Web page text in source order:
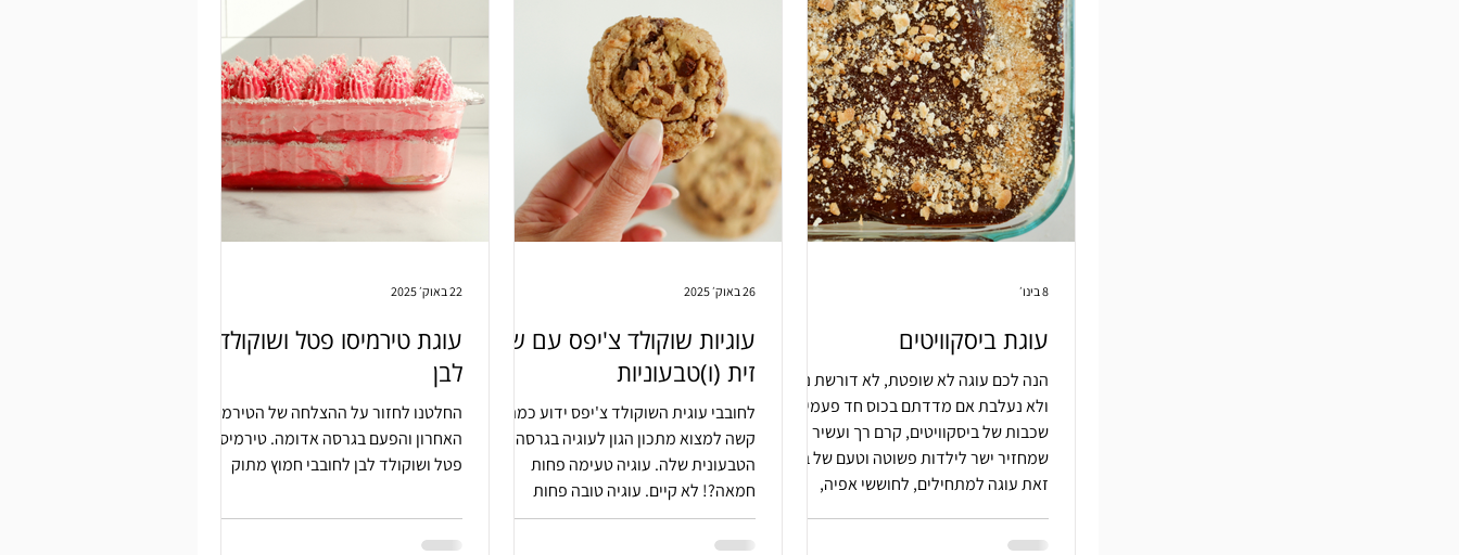
עוגת ביסקוויטים
הנה לכם עוגה לא שופטת, לא דורשת נסיון
ולא נעלבת אם מדדתם בכוס חד פעמית.
שכבות של ביסקוויטים, קרם רך ועשיר
שמחזיר ישר לילדות פשוטה וטעם של בית.
זאת עוגה למתחילים, לחוששי אפיה,
קלאסיקה ישראלית.
8 בינו׳
עוגיות שוקולד צ'יפס עם שמן
זית (ו)טבעוניות
לחובבי עוגית השוקולד צ'יפס ידוע כמה
קשה למצוא מתכון הגון לעוגיה בגרסה
הטבעונית שלה. עוגיה טעימה פחות
חמאה?! לא קיים. עוגיה טובה פחות
ביצים? בלתי אפשרי. אז זהו. אפשרי ועוד.
עוגיה שהוא קריספי בשוליה, רכה במרכזה
26 באוק׳ 2025
עוגת טירמיסו פטל ושוקולד
לבן
החלטנו לחזור על ההצלחה של הטירמיסו
האחרון והפעם בגרסה אדומה. טירמיסו
פטל ושוקולד לבן לחובבי חמוץ מתוק
22 באוק׳ 2025